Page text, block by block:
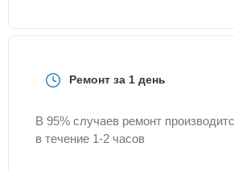
Ремонт за 1 день
В 95% случаев ремонт
в течение 1-2 часов